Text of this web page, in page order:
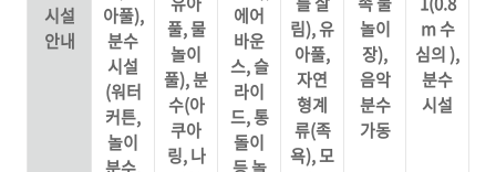
시설
안내
아풀),
분수
시설
(워터
커튼,
놀이
풀, 물
놀이
풀), 분
수(아
쿠아
링, 나
에어
바운
스, 슬
라이
드, 통
돌이
림), 유
아풀,
자연
형계
류(족
욕), 모
놀이
장),
음악
분수
가동
m 수
심의 ),
분수
시설